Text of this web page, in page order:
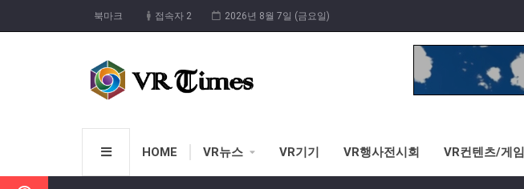
북마크 접속자 2 2026년 8월 7일 (금요일)
HOME VR뉴스 VR기기 VR행사전시회 VR컨텐츠/게임